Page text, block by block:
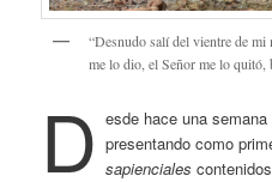
“Desnudo salí del vientre de
me lo dio, el Señor me lo quitó,
D esde hace una
presentando como
sapienciales